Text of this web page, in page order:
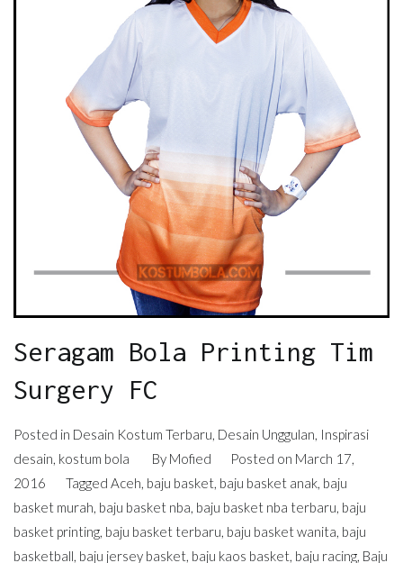
Seragam Bola Printing Tim
Surgery FC
Posted in Desain Kostum Terbaru, Desain Unggulan, Inspirasi
desain, kostum bola By Mofied Posted on March 17,
2016
Tagged Aceh, baju basket, baju basket anak, baju
basket murah, baju basket nba, baju basket nba terbaru, baju
basket printing, baju basket terbaru, baju basket wanita, baju
basketball, baju jersey basket, baju kaos basket, baju racing, Baju